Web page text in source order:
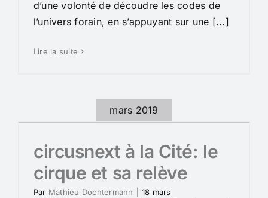
d’une volonté de découdre les codes de
l’univers forain, en s’appuyant sur une [...]
Lire la suite
mars 2019
circusnext à la Cité: le
cirque et sa relève
Par Mathieu Dochtermann
18 mars